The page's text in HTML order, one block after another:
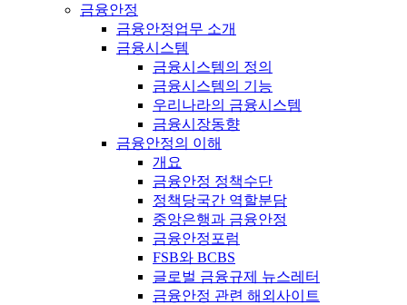
금융안정
금융안정업무 소개
금융시스템
금융시스템의 정의
금융시스템의 기능
우리나라의 금융시스템
금융시장동향
금융안정의 이해
개요
금융안정 정책수단
정책당국간 역할분담
중앙은행과 금융안정
금융안정포럼
FSB와 BCBS
글로벌 금융규제 뉴스레터
금융안정 관련 해외사이트